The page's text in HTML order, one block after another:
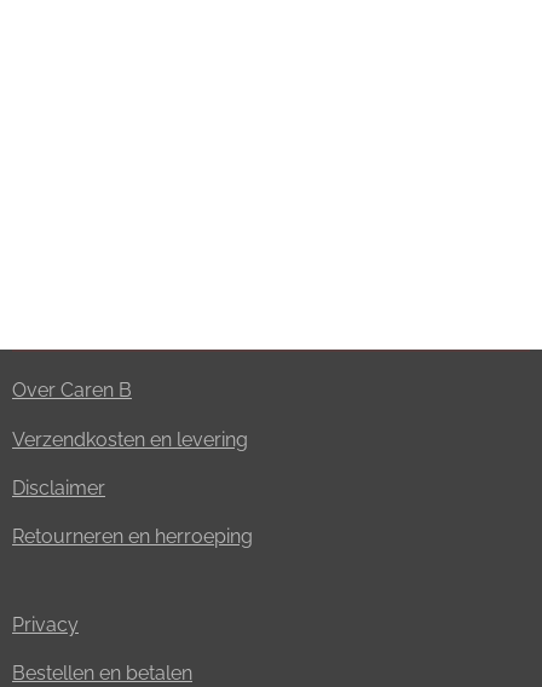
Over Caren B
Verzendkosten en levering
Disclaimer
Retourneren en herroeping
Privacy
Bestellen en betalen